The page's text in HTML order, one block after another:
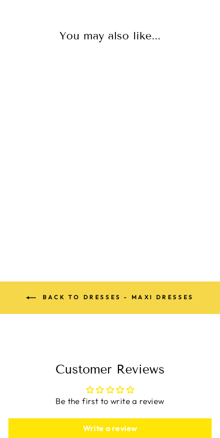
You may also like...
BACK TO DRESSES - MAXI DRESSES
Customer Reviews
Be the first to write a review
Write a review